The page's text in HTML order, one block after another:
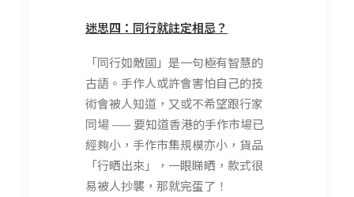
迷思四：同行就註定相忌？
「同行如敵國」是一句極有智慧的
古語。手作人或許會害怕自己的技
術會被人知道，又或不希望跟行家
同場 —— 要知道香港的手作市場已
經夠小，手作市集規模亦小，貨品
「行晒出來」，一眼睇晒，款式很
易被人抄襲，那就完蛋了！